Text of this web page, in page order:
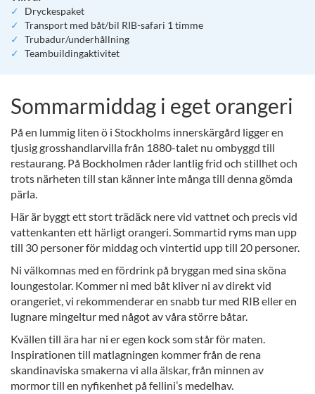
Dryckespaket
Transport med båt/bil RIB-safari 1 timme
Trubadur/underhållning
Teambuildingaktivitet
Sommarmiddag i eget orangeri
På en lummig liten ö i Stockholms innerskärgård ligger en
tjusig grosshandlarvilla från 1880-talet nu ombyggd till
restaurang. På Bockholmen råder lantlig frid och stillhet och
trots närheten till stan känner inte många till denna gömda
pärla.
Här är byggt ett stort trädäck nere vid vattnet och precis vid
vattenkanten ett härligt orangeri. Sommartid ryms man upp
till 30 personer för middag och vintertid upp till 20 personer.
Ni välkomnas med en fördrink på bryggan med sina sköna
loungestolar. Kommer ni med båt kliver ni av direkt vid
orangeriet, vi rekommenderar en snabb tur med RIB eller en
lugnare mingeltur med något av våra större båtar.
Kvällen till ära har ni er egen kock som står för maten.
Inspirationen till matlagningen kommer från de rena
skandinaviska smakerna vi alla älskar, från minnen av
mormor till en nyfikenhet på fellini’s medelhav.